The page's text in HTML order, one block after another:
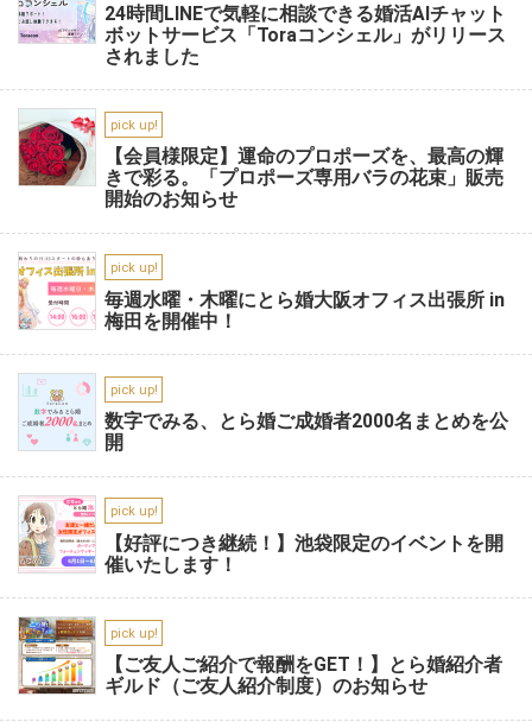
24時間LINEで気軽に相談できる婚活AIチャット
ボットサービス「Toraコンシェル」がリリース
されました
pick up!
【会員様限定】運命のプロポーズを、最高の輝
きで彩る。「プロポーズ専用バラの花束」販売
開始のお知らせ
pick up!
毎週水曜・木曜にとら婚大阪オフィス出張所 in
梅田を開催中！
pick up!
数字でみる、とら婚ご成婚者2000名まとめを公
開
pick up!
【好評につき継続！】池袋限定のイベントを開
催いたします！
pick up!
【ご友人ご紹介で報酬をGET！】とら婚紹介者
ギルド（ご友人紹介制度）のお知らせ